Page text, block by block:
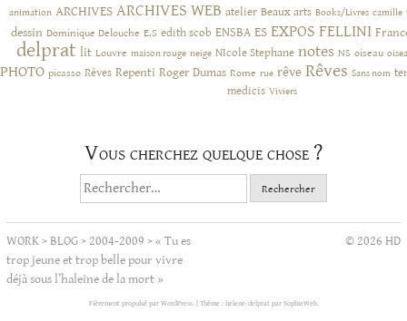
animation ARCHIVES ARCHIVES WEB atelier Beaux arts Books/Livres camille
dessin Dominique Delouche E.S edith scob ENSBA ES EXPOS FELLINI
delprat lit Louvre maison rouge neige NIcole Stephane notes NS oiseau
PHOTO picasso Rêves Repenti Roger Dumas Rome rue rêve Rêves Sans nom
medicis Viviers
Vous cherchez quelque chose ?
Rechercher :
WORK>BLOG> 2004-2009 >« Tu es
trop jeune et trop belle pour vivre
déjà sous l’haleine de la mort »
© 2026 HD
Fièrement propulsé par WordPress. Thème : helene-delprat par SophieWeb.